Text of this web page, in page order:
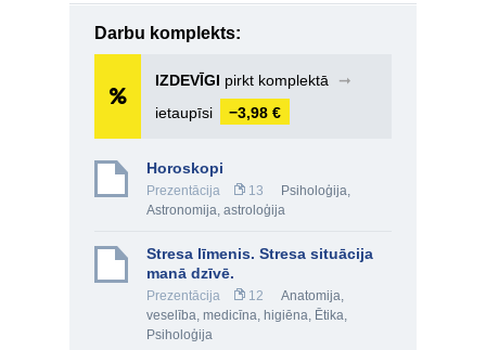
Darbu komplekts:
IZDEVĪGI pirkt komplektā
➞
ietaupīsi
−3,98 €
Horoskopi
Prezentācija 13 Psiholoģija,
Astronomija, astroloģija
Stresa līmenis. Stresa situācija
manā dzīvē.
Prezentācija 12
Anatomija,
veselība, medicīna, higiēna, Ētika,
Psiholoģija